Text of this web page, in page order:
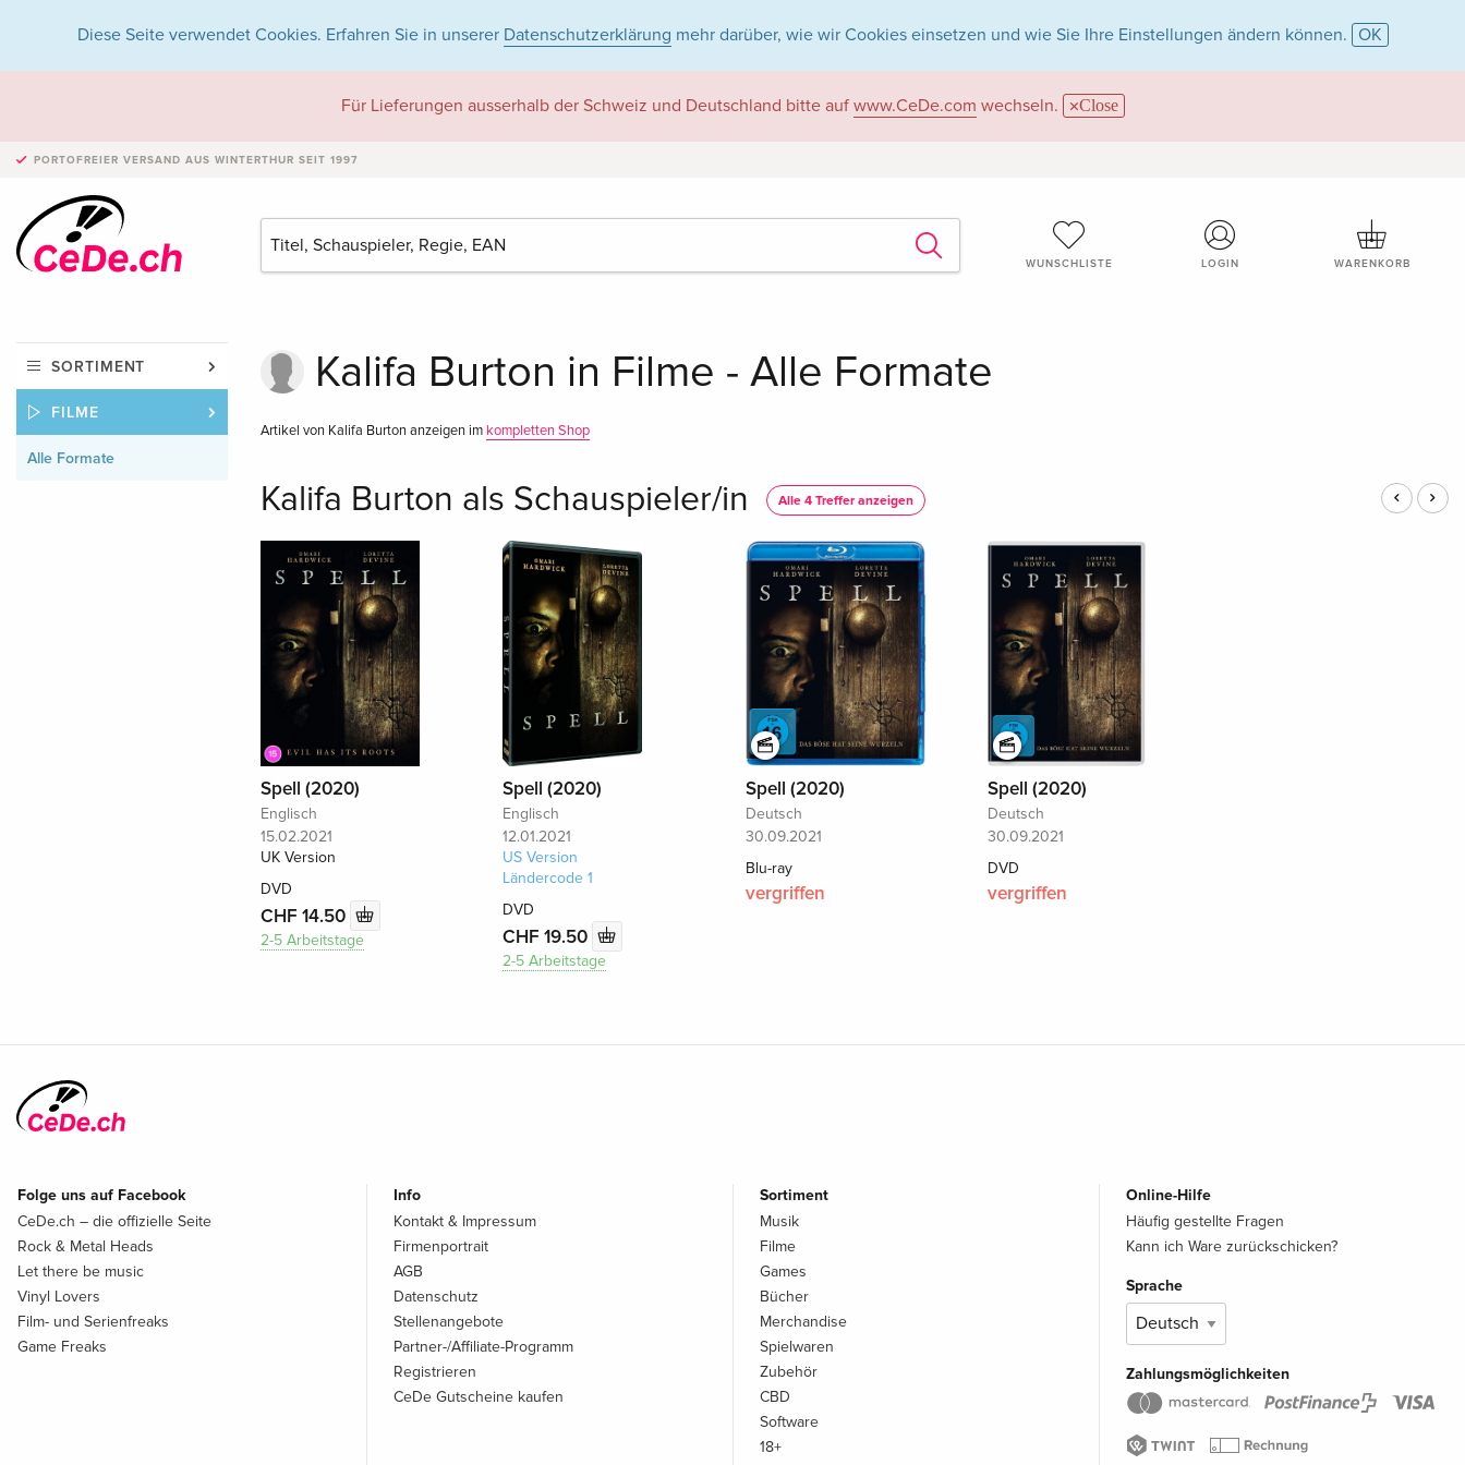
Diese Seite verwendet Cookies. Erfahren Sie in unserer Datenschutzerklärung mehr darüber, wie wir Cookies einsetzen und wie Sie Ihre Einstellungen ändern können. OK
Für Lieferungen ausserhalb der Schweiz und Deutschland bitte auf www.CeDe.com wechseln. Close
PORTOFREIER VERSAND AUS WINTERTHUR SEIT 1997
WUNSCHLISTE LOGIN WARENKORB
SORTIMENT
FILME
Alle Formate
Kalifa Burton in Filme - Alle Formate
Artikel von Kalifa Burton anzeigen im kompletten Shop
Kalifa Burton als Schauspieler/in Alle 4 Treffer anzeigen
Spell (2020)
Englisch
15.02.2021
UK Version
DVD
CHF 14.50
2-5 Arbeitstage
Spell (2020)
Englisch
12.01.2021
US Version
Ländercode 1
DVD
CHF 19.50
2-5 Arbeitstage
Spell (2020)
Deutsch
30.09.2021
Blu-ray
vergriffen
Spell (2020)
Deutsch
30.09.2021
DVD
vergriffen
Folge uns auf Facebook
CeDe.ch – die offizielle Seite
Rock & Metal Heads
Let there be music
Vinyl Lovers
Film- und Serienfreaks
Game Freaks
Info
Kontakt & Impressum
Firmenportrait
AGB
Datenschutz
Stellenangebote
Partner-/Affiliate-Programm
Registrieren
CeDe Gutscheine kaufen
Sortiment
Musik
Filme
Games
Bücher
Merchandise
Spielwaren
Zubehör
CBD
Software
18+
Online-Hilfe
Häufig gestellte Fragen
Kann ich Ware zurückschicken?
Sprache
Zahlungsmöglichkeiten